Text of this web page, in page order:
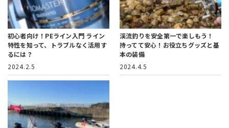
初心者向け！PEライン入門 ライン
特性を知って、トラブルなく活用す
るには？
2024.2.5
渓流釣りを安全第一で楽しもう！
持ってて安心！お役立ちグッズと基
本の装備
2024.4.5